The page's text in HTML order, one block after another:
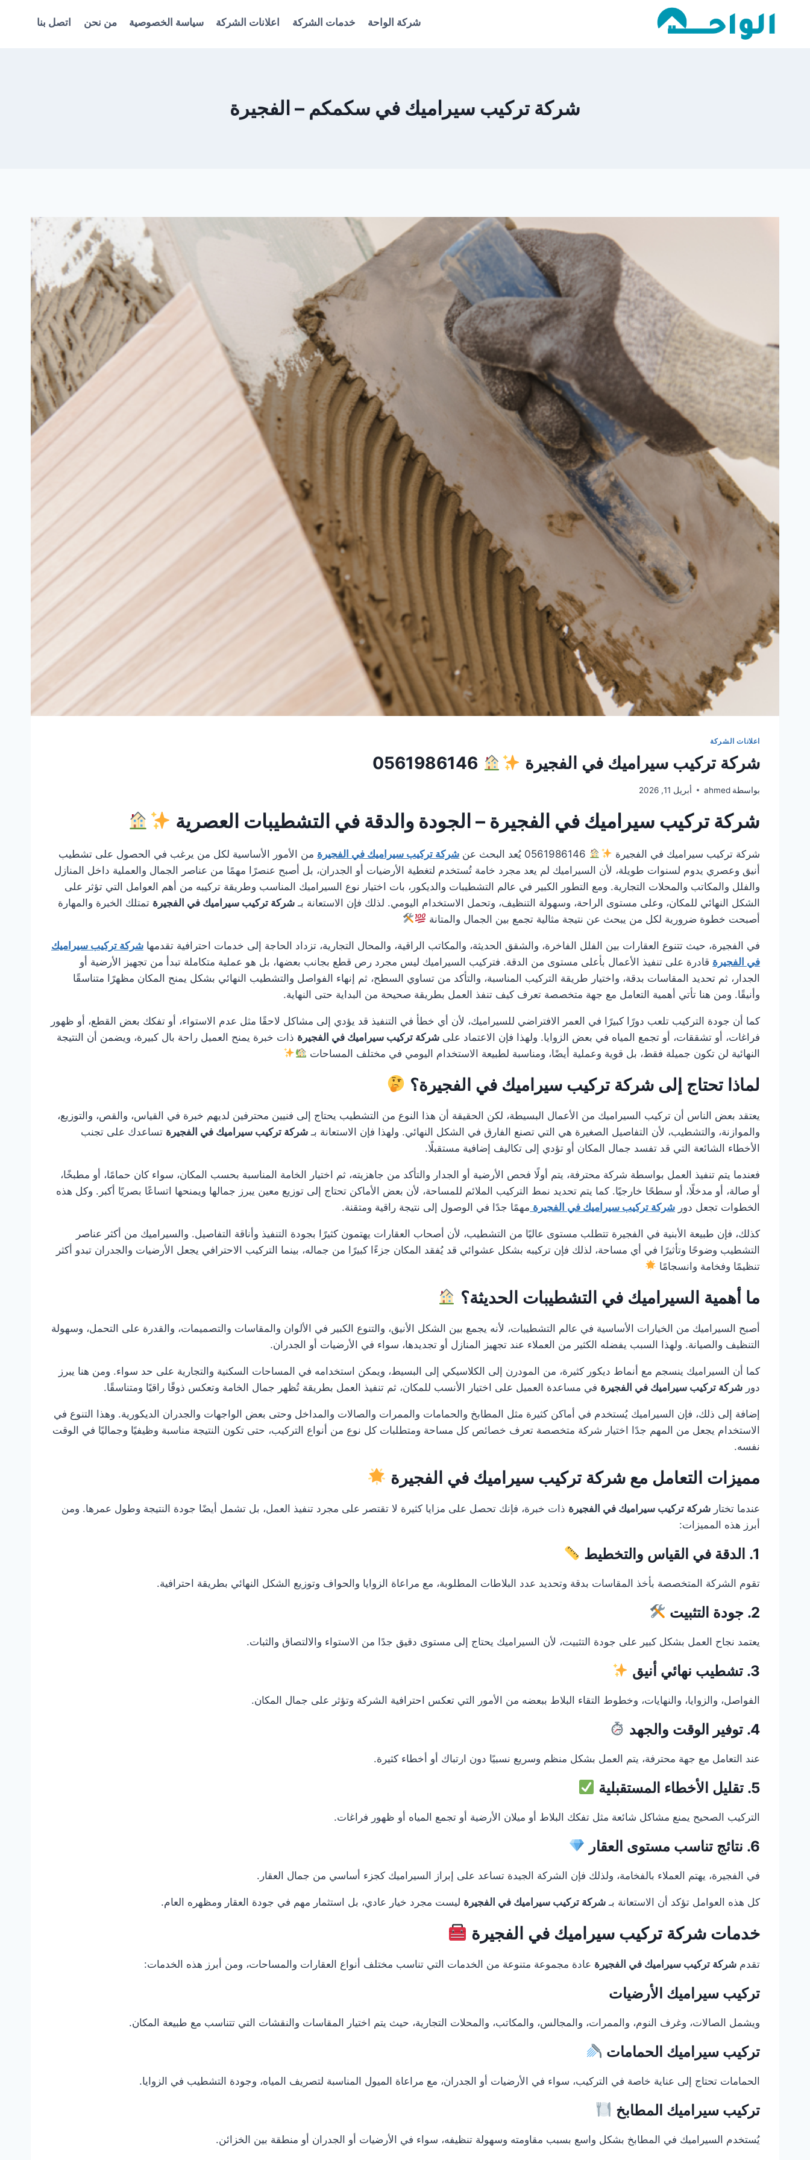
شركة الواحة خدمات الشركة اعلانات الشركة سياسة الخصوصية من نحن اتصل بنا
شركة تركيب سيراميك في سكمكم – الفجيرة
اعلانات الشركة
شركة تركيب سيراميك في الفجيرة
بواسطة ahmed أبريل 11, 2026
شركة تركيب سيراميك في الفجيرة – الجودة والدقة في التشطيبات العصرية
شركة تركيب سيراميك في الفجيرة شركة تركيب سيراميك في الفجيرة من الأمور الأساسية لكل من يرغب في الحصول على تشطيب
أنيق وعصري يدوم لسنوات طويلة، لأن السيراميك لم يعد مجرد خامة تُستخدم لتغطية الأرضيات أو الجدران، بل أصبح عنصرًا مهمًا من عناصر الجمال والعملية داخل المنازل
والفلل والمكاتب والمحلات التجارية. ومع التطور الكبير في عالم التشطيبات والديكور، بات اختيار نوع السيراميك المناسب وطريقة تركيبه من أهم العوامل التي تؤثر على
الشكل النهائي للمكان، وعلى مستوى الراحة، وسهولة التنظيف، وتحمل الاستخدام اليومي. لذلك فإن الاستعانة بـ شركة تركيب سيراميك في الفجيرة تمتلك الخبرة والمهارة
أصبحت خطوة ضرورية لكل من يبحث عن نتيجة مثالية تجمع بين الجمال والمتانة
في الفجيرة، حيث تتنوع العقارات بين الفلل الفاخرة، والشقق الحديثة، والمكاتب الراقية، والمحال التجارية، تزداد الحاجة إلى خدمات احترافية تقدمها شركة تركيب سيراميك
في الفجيرة قادرة على تنفيذ الأعمال بأعلى مستوى من الدقة. فتركيب السيراميك ليس مجرد رص قطع بجانب بعضها، بل هو عملية متكاملة تبدأ من تجهيز الأرضية أو
الجدار، ثم تحديد المقاسات بدقة، واختيار طريقة التركيب المناسبة، والتأكد من تساوي السطح، ثم إنهاء الفواصل والتشطيب النهائي بشكل يمنح المكان مظهرًا متناسقًا
وأنيقًا. ومن هنا تأتي أهمية التعامل مع جهة متخصصة تعرف كيف تنفذ العمل بطريقة صحيحة من البداية حتى النهاية.
كما أن جودة التركيب تلعب دورًا كبيرًا في العمر الافتراضي للسيراميك، لأن أي خطأ في التنفيذ قد يؤدي إلى مشاكل لاحقًا مثل عدم الاستواء، أو تفكك بعض القطع، أو ظهور
فراغات، أو تشققات، أو تجمع المياه في بعض الزوايا. ولهذا فإن الاعتماد على شركة تركيب سيراميك في الفجيرة ذات خبرة يمنح العميل راحة بال كبيرة، ويضمن أن النتيجة
النهائية لن تكون جميلة فقط، بل قوية وعملية أيضًا، ومناسبة لطبيعة الاستخدام اليومي في مختلف المساحات
لماذا تحتاج إلى شركة تركيب سيراميك في الفجيرة؟
يعتقد بعض الناس أن تركيب السيراميك من الأعمال البسيطة، لكن الحقيقة أن هذا النوع من التشطيب يحتاج إلى فنيين محترفين لديهم خبرة في القياس، والقص، والتوزيع،
والموازنة، والتشطيب، لأن التفاصيل الصغيرة هي التي تصنع الفارق في الشكل النهائي. ولهذا فإن الاستعانة بـ شركة تركيب سيراميك في الفجيرة تساعدك على تجنب
الأخطاء الشائعة التي قد تفسد جمال المكان أو تؤدي إلى تكاليف إضافية مستقبلًا.
فعندما يتم تنفيذ العمل بواسطة شركة محترفة، يتم أولًا فحص الأرضية أو الجدار والتأكد من جاهزيته، ثم اختيار الخامة المناسبة بحسب المكان، سواء كان حمامًا، أو مطبخًا،
أو صالة، أو مدخلًا، أو سطحًا خارجيًا. كما يتم تحديد نمط التركيب الملائم للمساحة، لأن بعض الأماكن تحتاج إلى توزيع معين يبرز جمالها ويمنحها اتساعًا بصريًا أكبر. وكل هذه
الخطوات تجعل دور شركة تركيب سيراميك في الفجيرة مهمًا جدًا في الوصول إلى نتيجة راقية ومتقنة.
كذلك، فإن طبيعة الأبنية في الفجيرة تتطلب مستوى عاليًا من التشطيب، لأن أصحاب العقارات يهتمون كثيرًا بجودة التنفيذ وأناقة التفاصيل. والسيراميك من أكثر عناصر
التشطيب وضوحًا وتأثيرًا في أي مساحة، لذلك فإن تركيبه بشكل عشوائي قد يُفقد المكان جزءًا كبيرًا من جماله، بينما التركيب الاحترافي يجعل الأرضيات والجدران تبدو أكثر
تنظيمًا وفخامة وانسجامًا
ما أهمية السيراميك في التشطيبات الحديثة؟
أصبح السيراميك من الخيارات الأساسية في عالم التشطيبات، لأنه يجمع بين الشكل الأنيق، والتنوع الكبير في الألوان والمقاسات والتصميمات، والقدرة على التحمل، وسهولة
التنظيف والصيانة. ولهذا السبب يفضله الكثير من العملاء عند تجهيز المنازل أو تجديدها، سواء في الأرضيات أو الجدران.
كما أن السيراميك ينسجم مع أنماط ديكور كثيرة، من المودرن إلى الكلاسيكي إلى البسيط، ويمكن استخدامه في المساحات السكنية والتجارية على حد سواء. ومن هنا يبرز
دور شركة تركيب سيراميك في الفجيرة في مساعدة العميل على اختيار الأنسب للمكان، ثم تنفيذ العمل بطريقة تُظهر جمال الخامة وتعكس ذوقًا راقيًا ومتناسقًا.
إضافة إلى ذلك، فإن السيراميك يُستخدم في أماكن كثيرة مثل المطابخ والحمامات والممرات والصالات والمداخل وحتى بعض الواجهات والجدران الديكورية. وهذا التنوع في
الاستخدام يجعل من المهم جدًا اختيار شركة متخصصة تعرف خصائص كل مساحة ومتطلبات كل نوع من أنواع التركيب، حتى تكون النتيجة مناسبة وظيفيًا وجماليًا في الوقت
نفسه.
مميزات التعامل مع شركة تركيب سيراميك في الفجيرة
عندما تختار شركة تركيب سيراميك في الفجيرة ذات خبرة، فإنك تحصل على مزايا كثيرة لا تقتصر على مجرد تنفيذ العمل، بل تشمل أيضًا جودة النتيجة وطول عمرها. ومن
أبرز هذه المميزات:
1. الدقة في القياس والتخطيط
تقوم الشركة المتخصصة بأخذ المقاسات بدقة وتحديد عدد البلاطات المطلوبة، مع مراعاة الزوايا والحواف وتوزيع الشكل النهائي بطريقة احترافية.
2. جودة التثبيت
يعتمد نجاح العمل بشكل كبير على جودة التثبيت، لأن السيراميك يحتاج إلى مستوى دقيق جدًا من الاستواء والالتصاق والثبات.
3. تشطيب نهائي أنيق
الفواصل، والزوايا، والنهايات، وخطوط التقاء البلاط ببعضه من الأمور التي تعكس احترافية الشركة وتؤثر على جمال المكان.
4. توفير الوقت والجهد
عند التعامل مع جهة محترفة، يتم العمل بشكل منظم وسريع نسبيًا دون ارتباك أو أخطاء كثيرة.
5. تقليل الأخطاء المستقبلية
التركيب الصحيح يمنع مشاكل شائعة مثل تفكك البلاط أو ميلان الأرضية أو تجمع المياه أو ظهور فراغات.
6. نتائج تناسب مستوى العقار
في الفجيرة، يهتم العملاء بالفخامة، ولذلك فإن الشركة الجيدة تساعد على إبراز السيراميك كجزء أساسي من جمال العقار.
كل هذه العوامل تؤكد أن الاستعانة بـ شركة تركيب سيراميك في الفجيرة ليست مجرد خيار عادي، بل استثمار مهم في جودة العقار ومظهره العام.
خدمات شركة تركيب سيراميك في الفجيرة
تقدم شركة تركيب سيراميك في الفجيرة عادة مجموعة متنوعة من الخدمات التي تناسب مختلف أنواع العقارات والمساحات، ومن أبرز هذه الخدمات:
تركيب سيراميك الأرضيات
ويشمل الصالات، وغرف النوم، والممرات، والمجالس، والمكاتب، والمحلات التجارية، حيث يتم اختيار المقاسات والنقشات التي تتناسب مع طبيعة المكان.
تركيب سيراميك الحمامات
الحمامات تحتاج إلى عناية خاصة في التركيب، سواء في الأرضيات أو الجدران، مع مراعاة الميول المناسبة لتصريف المياه، وجودة التشطيب في الزوايا.
تركيب سيراميك المطابخ
يُستخدم السيراميك في المطابخ بشكل واسع بسبب مقاومته وسهولة تنظيفه، سواء في الأرضيات أو الجدران أو منطقة بين الخزائن.